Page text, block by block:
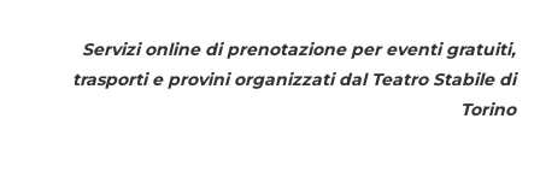
Servizi online di prenotazione per eventi gratuiti,
trasporti e provini organizzati dal Teatro Stabile di
Torino